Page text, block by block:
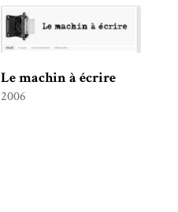
Le machin à écrire
2006